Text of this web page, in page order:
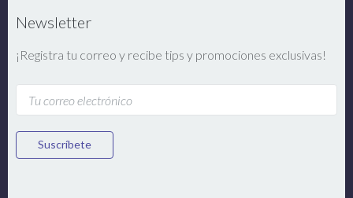
Newsletter
¡Registra tu correo y recibe tips y promociones exclusivas!
Suscríbete